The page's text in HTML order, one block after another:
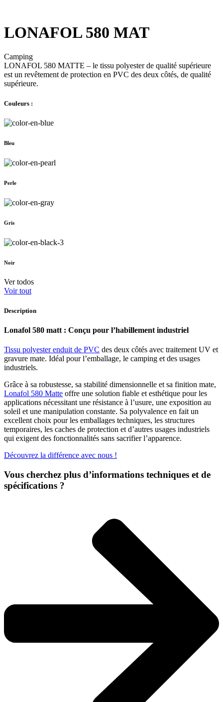
LONAFOL 580 MAT
Camping
LONAFOL 580 MATTE – le tissu polyester de qualité supérieure
est un revêtement de protection en PVC des deux côtés, de qualité
supérieure.
Couleurs :
Bleu
Perle
Gris
Noir
Ver todos
Voir tout
Description
Lonafol 580 matt : Conçu pour l’habillement industriel
Tissu polyester enduit de PVC des deux côtés avec traitement UV et
gravure mate. Idéal pour l’emballage, le camping et des usages
industriels.
Grâce à sa robustesse, sa stabilité dimensionnelle et sa finition mate,
Lonafol 580 Matte offre une solution fiable et esthétique pour les
applications nécessitant une résistance à l’usure, une exposition au
soleil et une manipulation constante. Sa polyvalence en fait un
excellent choix pour les emballages techniques, les structures
temporaires, les caches de protection et d’autres usages industriels
qui exigent des fonctionnalités sans sacrifier l’apparence.
Découvrez la différence avec nous !
Vous cherchez plus d’informations techniques et de
spécifications ?